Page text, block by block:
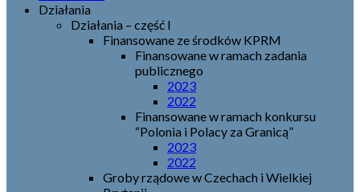
Działania
Działania – część I
Finansowane ze środków KPRM
Finansowane w ramach zadania
publicznego
2023
2022
Finansowane w ramach konkursu
“Polonia i Polacy za Granicą”
2023
2022
Groby rządowe w Czechach i Wielkiej